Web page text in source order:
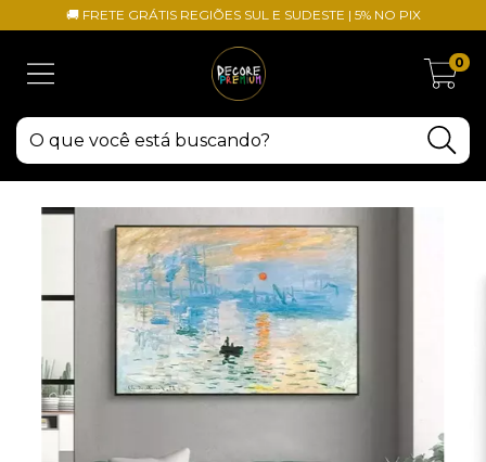
🚚 FRETE GRÁTIS REGIÕES SUL E SUDESTE | 5% NO PIX
0